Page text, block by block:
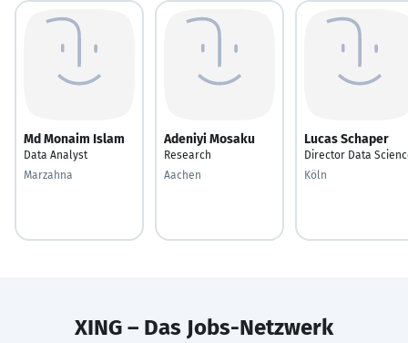
Md Monaim Islam
Data Analyst
Marzahna
Adeniyi Mosaku
Research
Aachen
Lucas Schaper
Director Data
Köln
XING – Das Jobs-Netzwerk